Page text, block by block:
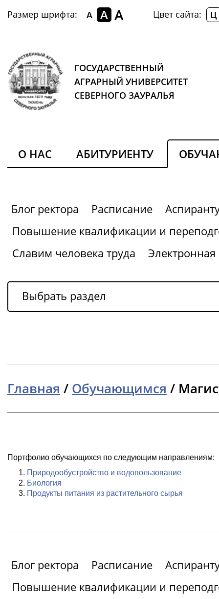
Размер шрифта: A A A Цвет сайта: Ц
ГОСУДАРСТВЕННЫЙ
АГРАРНЫЙ УНИВЕРСИТЕТ
СЕВЕРНОГО ЗАУРАЛЬЯ
О НАС АБИТУРИЕНТУ
Блог ректора Расписание
Повышение квалификации и
Славим человека труда
Выбрать раздел
Главная / Обучающимся /
Портфолио обучающихся по следующим направлениям:
Природообустройство и водопользование
Биология
Продукты питания из растительного сырья
Блог ректора Расписание
Повышение квалификации и